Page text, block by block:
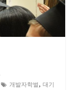
개발자학벌 , 대기